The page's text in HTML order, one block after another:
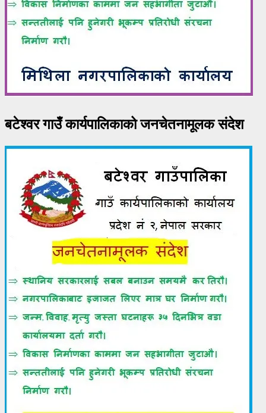
बटेश्वर गाउँ कार्यपालिकाको जनचेतनामूलक संदेश